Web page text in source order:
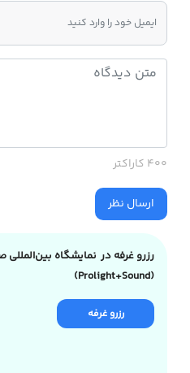
400 کاراکتر
ارسال نظر
رزرو غرفه در نمایشگاه
(Prolight+Sound)
رزرو غرفه